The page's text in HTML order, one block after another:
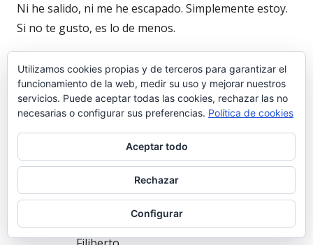
Ni he salido, ni me he escapado. Simplemente estoy.
Si no te gusto, es lo de menos.
JOSETE
12 septiembre 2010 a las 10:56
fILIBERTO, ¿de donde has salido?...o ¿de donde te has
Utilizamos cookies propias y de terceros para garantizar el
funcionamiento de la web, medir su uso y mejorar nuestros
servicios. Puede aceptar todas las cookies, rechazar las no
necesarias o configurar sus preferencias. Política de cookies
Aceptar todo
Rechazar
Configurar